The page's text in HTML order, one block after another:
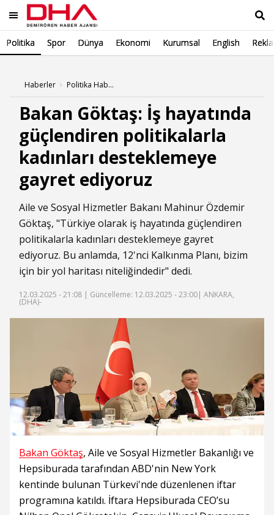
Politika Spor Dünya Ekonomi Kurumsal English
Haberler Politika Haberleri
Bakan Göktaş: İş hayatında
güçlendiren politikalarla
kadınları desteklemeye
gayret ediyoruz
Aile ve Sosyal Hizmetler Bakanı Mahinur Özdemir
Göktaş, "Türkiye olarak iş hayatında güçlendiren
politikalarla kadınları desteklemeye gayret
ediyoruz. Bu anlamda, 12'nci Kalkınma Planı, bizim
için bir yol haritası niteliğindedir" dedi.
12.03.2025 - 21:08 | Güncelleme: 12.03.2025 - 23:00| ANKARA,
(DHA)-
Bakan Göktaş, Aile ve Sosyal Hizmetler Bakanlığı ve
Hepsiburada tarafından ABD'nin New York
kentinde bulunan Türkevi'nde düzenlenen iftar
programına katıldı. İftara Hepsiburada CEO’su